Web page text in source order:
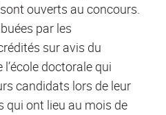
ouverts au concours.
par les
sur avis du
doctorale qui
candidats lors de leur
qui ont lieu au mois de